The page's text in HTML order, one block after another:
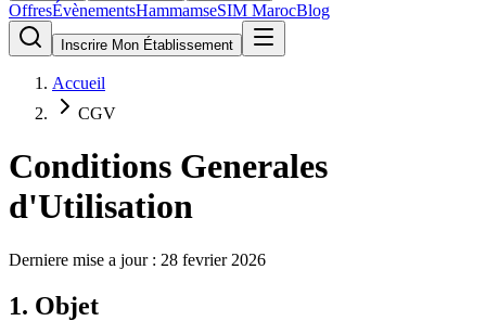
OffresÉvènementsHammamseSIM MarocBlog
Inscrire Mon Établissement
Accueil
CGV
Conditions Generales
d'Utilisation
Derniere mise a jour : 28 fevrier 2026
1. Objet